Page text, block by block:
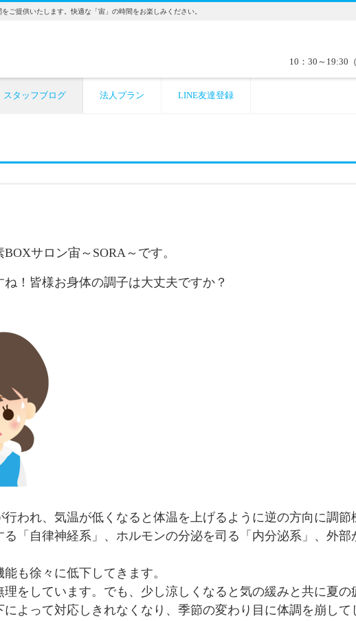
ご提供いたします。快適な「宙」の時間をお楽しみください。
10：30～19:30
スタッフブログ 法人プラン LINE友達登録
サロン宙～SORA～です。
ね！皆様お身体の調子は大丈夫ですか？
われ、気温が低くなると体温を上げるように逆の方向に調節
「自律神経系」、ホルモンの分泌を司る「内分泌系」、外部
も徐々に低下してきます。
をしています。でも、少し涼しくなると気の緩みと共に夏の
よって対応しきれなくなり、季節の変わり目に体調を崩して